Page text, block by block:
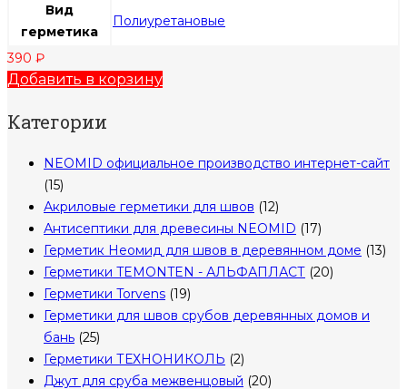
Вид
герметика
Полиуретановые
390 ₽
Добавить в корзину
Категории
NEOMID официальное производство интернет-сайт
(15)
Акриловые герметики для швов (12)
Антисептики для древесины NEOMID (17)
Герметик Неомид для швов в деревянном доме (13)
Герметики TEMONTEN - АЛЬФАПЛАСТ (20)
Герметики Torvens (19)
Герметики для швов срубов деревянных домов и
бань (25)
Герметики ТЕХНОНИКОЛЬ (2)
Джут для сруба межвенцовый (20)